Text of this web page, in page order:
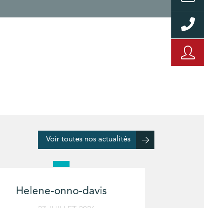
Voir toutes nos actualités
Helene-onno-davis